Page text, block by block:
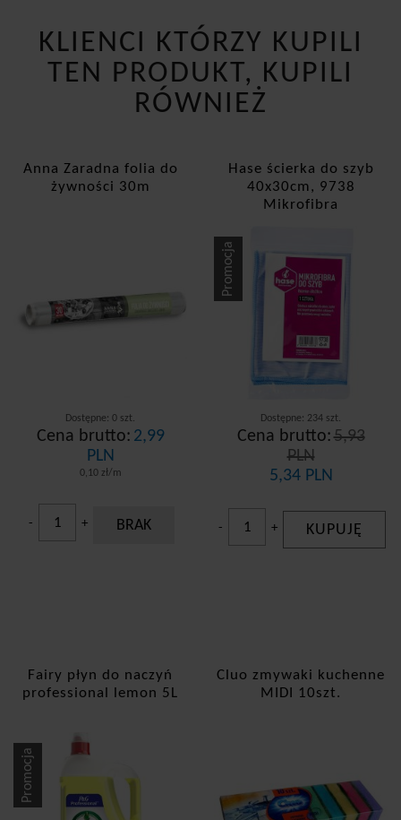
KLIENCI KTÓRZY KUPILI
TEN PRODUKT, KUPILI
RÓWNIEŻ
Anna Zaradna folia do
żywności 30m
Dostępne: 0 szt.
Cena brutto: 2,99
PLN
0,10 zł/m
- + BRAK
Hase ścierka do szyb
40x30cm, 9738
Mikrofibra
Dostępne: 234 szt.
Cena brutto: 5,93
PLN
5,34 PLN
Promocja
- + KUPUJĘ
Fairy płyn do naczyń
professional lemon 5L
Promocja
Cluo zmywaki kuchenne
MIDI 10szt.